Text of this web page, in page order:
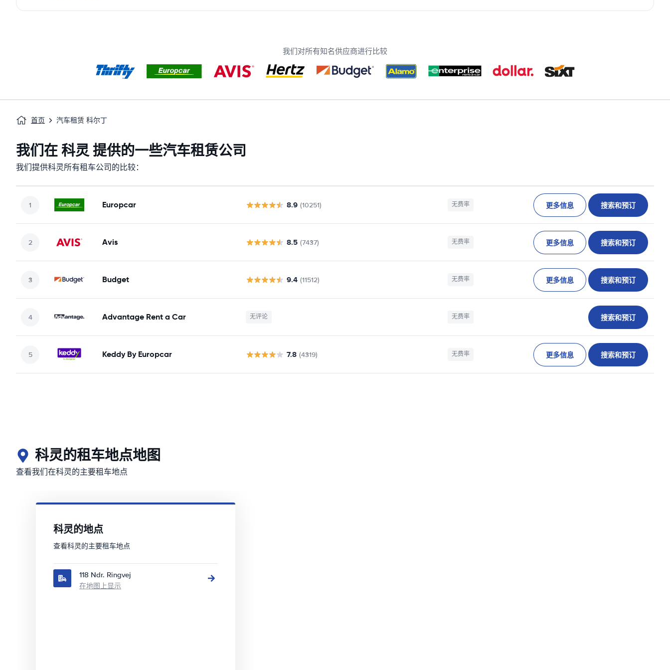
我们对所有知名供应商进行比较
首页 汽车租赁 科尔丁
我们在 科灵 提供的一些汽车租赁公司
我们提供科灵所有租车公司的比较：
Europcar 8.9 (10251) 无费率 更多信息 搜索和预订
Avis 8.5 (7437) 无费率 更多信息 搜索和预订
Budget 9.4 (11512) 无费率 更多信息 搜索和预订
Advantage Rent a Car 无评论 无费率 搜索和预订
Keddy By Europcar 7.8 (4319) 无费率 更多信息 搜索和预订
科灵的租车地点地图
查看我们在科灵的主要租车地点
科灵的地点
查看科灵的主要租车地点
118 Ndr. Ringvej
在地图上显示